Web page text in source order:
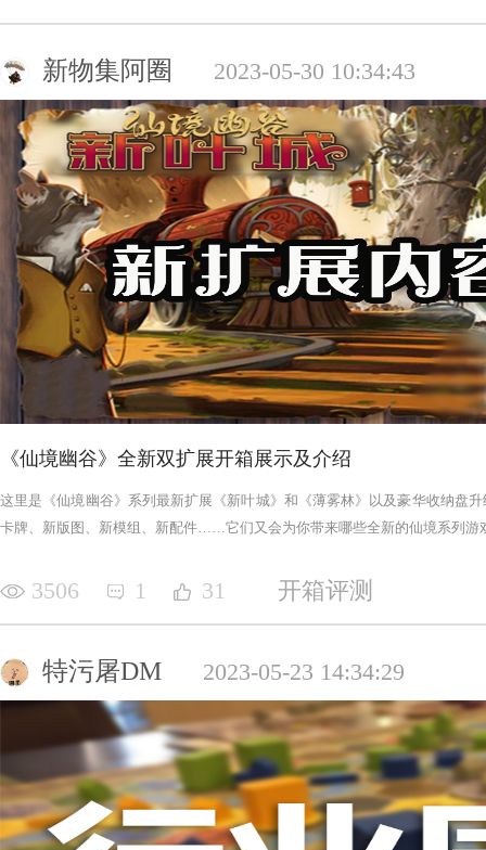
新物集阿圈 2023-05-30 10:34:43
《仙境幽谷》全新双扩展开箱展示及介绍
这里是《仙境幽谷》系列最新扩展《新叶城》和《薄雾林》以及豪华收纳盘
卡牌、新版图、新模组、新配件……它们又会为你带来哪些全新的仙境系列游
3506 1 31 开箱评测
特污屠DM 2023-05-23 14:34:29